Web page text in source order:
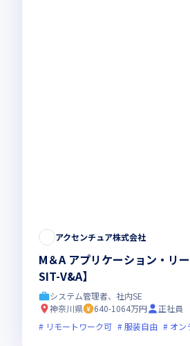
アクセンチュア株式会社
M＆A アプリケーション・リ
SIT-V&A】
システム管理者、社内SE
神奈川県
640-1064万円
正社員
リモートワーク可
服装自由 オン